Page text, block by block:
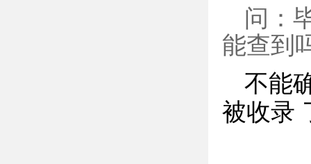
问：
能查到
不能
被收录